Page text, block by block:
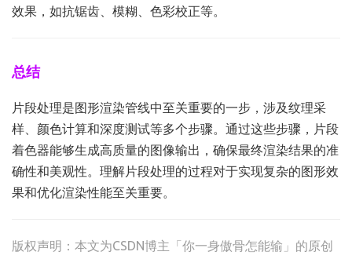
效果，如抗锯齿、模糊、色彩校正等。
总结
片段处理是图形渲染管线中至关重要的一步，涉及纹理采
样、颜色计算和深度测试等多个步骤。通过这些步骤，片段
着色器能够生成高质量的图像输出，确保最终渲染结果的准
确性和美观性。理解片段处理的过程对于实现复杂的图形效
果和优化渲染性能至关重要。
版权声明：本文为CSDN博主「你一身傲骨怎能输」的原创